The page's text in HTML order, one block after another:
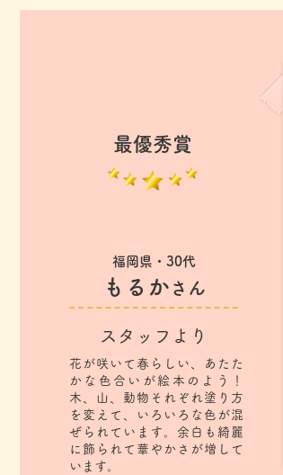
最優秀賞
福岡県・30代
もるか さん
スタッフより
花が咲いて春らしい、あたた
かな色合いが絵本のよう！
木、山、動物それぞれ塗り方
を変えて、いろいろな色が混
ぜられています。余白も綺麗
に飾られて華やかさが増して
います。